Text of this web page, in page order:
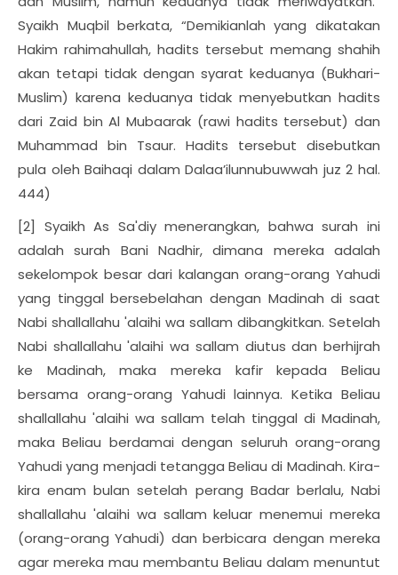
Syaikh Muqbil berkata, “Demikianlah yang dikatakan
Hakim rahimahullah, hadits tersebut memang shahih
akan tetapi tidak dengan syarat keduanya (Bukhari-
Muslim) karena keduanya tidak menyebutkan hadits
dari Zaid bin Al Mubaarak (rawi hadits tersebut) dan
Muhammad bin Tsaur. Hadits tersebut disebutkan
pula oleh Baihaqi dalam Dalaa’ilunnubuwwah juz 2 hal.
444)
[2] Syaikh As Sa'diy menerangkan, bahwa surah ini
adalah surah Bani Nadhir, dimana mereka adalah
sekelompok besar dari kalangan orang-orang Yahudi
yang tinggal bersebelahan dengan Madinah di saat
Nabi shallallahu 'alaihi wa sallam dibangkitkan. Setelah
Nabi shallallahu 'alaihi wa sallam diutus dan berhijrah
ke Madinah, maka mereka kafir kepada Beliau
bersama orang-orang Yahudi lainnya. Ketika Beliau
shallallahu 'alaihi wa sallam telah tinggal di Madinah,
maka Beliau berdamai dengan seluruh orang-orang
Yahudi yang menjadi tetangga Beliau di Madinah. Kira-
kira enam bulan setelah perang Badar berlalu, Nabi
shallallahu 'alaihi wa sallam keluar menemui mereka
(orang-orang Yahudi) dan berbicara dengan mereka
agar mereka mau membantu Beliau dalam menuntut